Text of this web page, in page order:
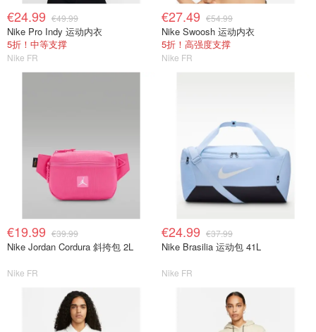
€24.99 €49.99
Nike Pro Indy 运动内衣
5折！中等支撑
Nike FR
€27.49 €54.99
Nike Swoosh 运动内衣
5折！高强度支撑
Nike FR
€19.99 €39.99
Nike Jordan Cordura 斜挎包 2L
Nike FR
€24.99 €37.99
Nike Brasilia 运动包 41L
Nike FR